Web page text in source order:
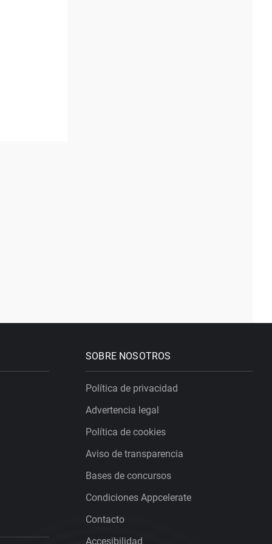
SOBRE NOSOTROS
Política de privacidad
Advertencia legal
Política de cookies
Aviso de transparencia
Bases de concursos
Condiciones Appcelerate
Contacto
Accesibilidad